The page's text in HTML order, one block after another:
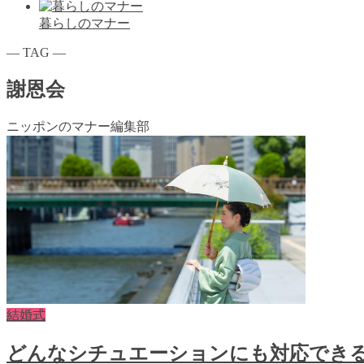
暮らしのマナー
― TAG ―
謝恩会
ニッポンのマナー編集部
結婚式
どんなシチュエーションにも対応でき